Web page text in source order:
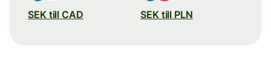
SEK till CAD SEK till PLN